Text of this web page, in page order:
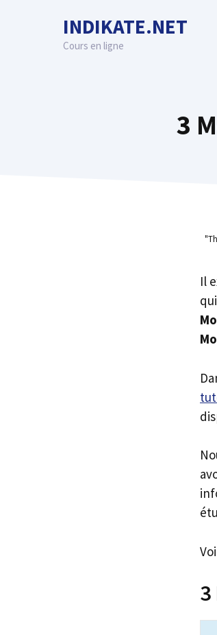
INDIKATE.NET
Cours en ligne
3
Il